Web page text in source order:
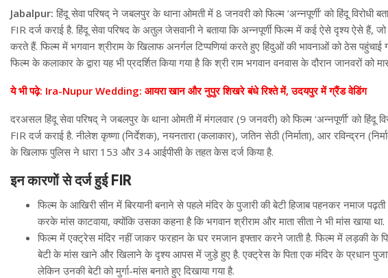
Jabalpur: हिंदू सेवा परिषद् ने जबलपुर के थाना ओमती में 8 जनवरी को फिल्म ‘अन्नपूर्णी’ को हिंदू विरोधी
FIR दर्ज कराई है. हिंदू सेवा परिषद के अतुल जेसवानी ने बताया कि अन्नपूर्णी फिल्म में कई ऐसे दृश्य ऐसे हैं, जो
करते हैं. फिल्म में भगवान श्रीराम के खिलाफ अनर्गल टिप्पणियां करते हुए हिंदुओं की भावनाओं को ठेस पहुंचाई
फिल्म के कलाकार के द्वारा यह भी प्रदर्शित किया गया है कि श्री राम भगवान वनवास के दौरान जानवरों को
ये भी पढ़े: Ira-Nupur Wedding: आयरा खान और नुपुर शिखरे बंधे रिश्ते में, उदयपुर में ग्रैंड वेडिंग
दरअसल हिंदू सेवा परिषद् ने जबलपुर के थाना ओमती में मंगलवार (9 जनवरी) को फिल्म ‘अन्नपूर्णी’ को हिंदू
FIR दर्ज कराई है. नीलेश कृष्णा (निर्देशक), नयनतारा (कलाकार), जतिन सेठी (निर्माता), आर रविन्द्रन
के खिलाफ पुलिस ने धारा 153 और 34 आईपीसी के तहत केस दर्ज किया है.
इन कारणों से दर्ज हुई FIR
फिल्म के आखिरी सीन में बिरयानी बनाने से पहले मंदिर के पुजारी की बेटी हिजाब पहनकर नमाज
करके मांस काटवाया, क्योंकि उसका कहना है कि भगवान श्रीराम और माता सीता ने भी मांस खाया था.
फिल्म में एक्ट्रेस मंदिर नहीं जाकर फरहान के घर रमजान इफ्तार करने जाती है. फिल्म में लड़की के
बेटी के मांस खाने और खिलाने के दृश्य आपस में जुड़े हुए है. एक्ट्रेस के पिता एक मंदिर के प्रधान पुजारी
लेकिन उनकी बेटी को मुर्गा-मांस बनाते हुए दिखाया गया है.